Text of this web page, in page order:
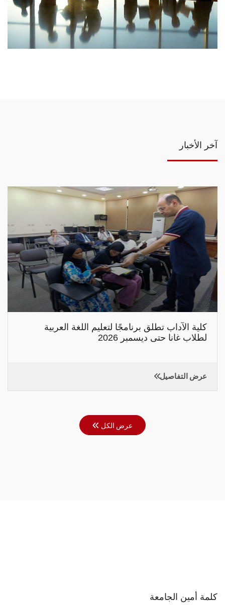
آخر الأخبار
كلية الآداب تطلق برنامجًا لتعليم اللغة العربية
لطلاب غانا حتى ديسمبر 2026
عرض التفاصيل
عرض الكل
كلمة أمين الجامعة